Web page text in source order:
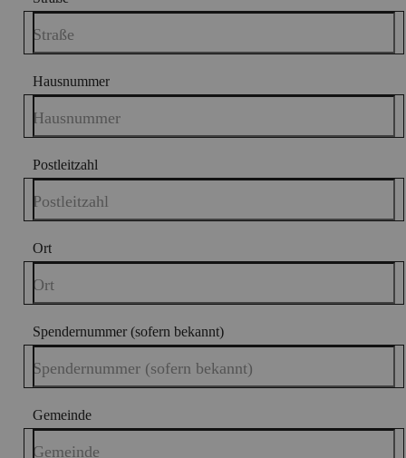
Straße
Hausnummer
Hausnummer
Postleitzahl
Postleitzahl
Ort
Ort
Spendernummer (sofern bekannt)
Spendernummer (sofern bekannt)
Gemeinde
Gemeinde